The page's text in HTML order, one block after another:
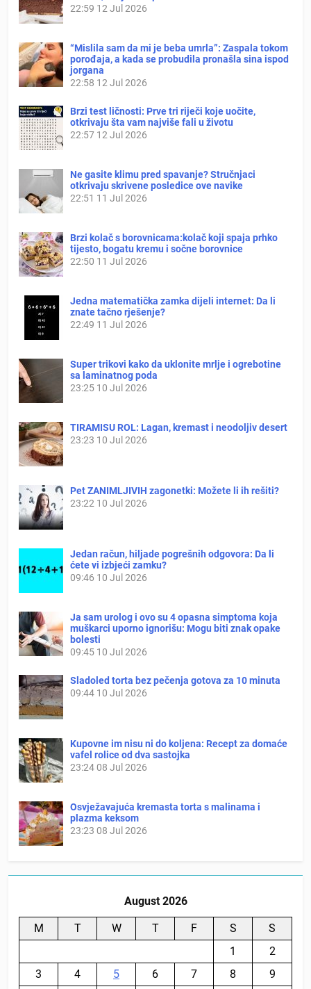
22:59 12 Jul 2026
“Mislila sam da mi je beba umrla”: Zaspala tokom
porođaja, a kada se probudila pronašla sina ispod
jorgana
22:58 12 Jul 2026
Brzi test ličnosti: Prve tri riječi koje uočite,
otkrivaju šta vam najviše fali u životu
22:57 12 Jul 2026
Ne gasite klimu pred spavanje? Stručnjaci
otkrivaju skrivene posledice ove navike
22:51 11 Jul 2026
Brzi kolač s borovnicama:kolač koji spaja prhko
tijesto, bogatu kremu i sočne borovnice
22:50 11 Jul 2026
Jedna matematička zamka dijeli internet: Da li
znate tačno rješenje?
22:49 11 Jul 2026
Super trikovi kako da uklonite mrlje i ogrebotine
sa laminatnog poda
23:25 10 Jul 2026
TIRAMISU ROL: Lagan, kremast i neodoljiv desert
23:23 10 Jul 2026
Pet ZANIMLJIVIH zagonetki: Možete li ih rešiti?
23:22 10 Jul 2026
Jedan račun, hiljade pogrešnih odgovora: Da li
ćete vi izbjeći zamku?
09:46 10 Jul 2026
Ja sam urolog i ovo su 4 opasna simptoma koja
muškarci uporno ignorišu: Mogu biti znak opake
bolesti
09:45 10 Jul 2026
Sladoled torta bez pečenja gotova za 10 minuta
09:44 10 Jul 2026
Kupovne im nisu ni do koljena: Recept za domaće
vafel rolice od dva sastojka
23:2408 Jul 2026
Osvježavajuća kremasta torta s malinama i
plazma keksom
23:23 08 Jul 2026
August 2026
M T W T F S
S
1
2
3
4 5 6 7 8 9